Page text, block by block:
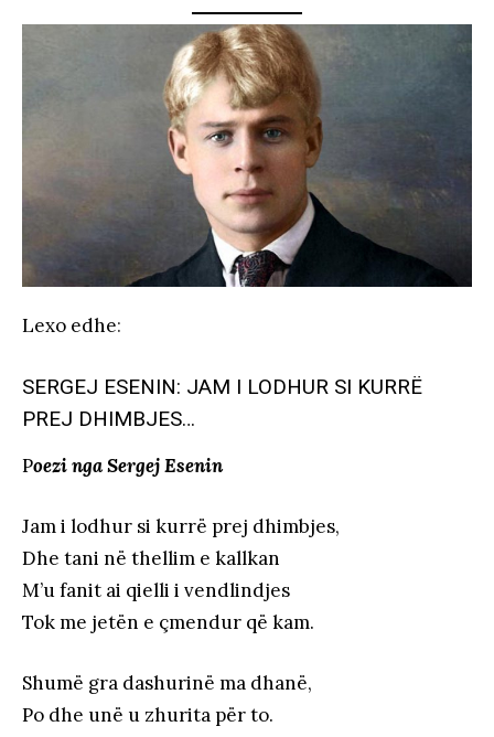
Lexo edhe:
SERGEJ ESENIN: JAM I LODHUR SI KURRË
PREJ DHIMBJES…
Poezi nga Sergej Esenin
Jam i lodhur si kurrë prej dhimbjes,
Dhe tani në thellim e kallkan
M’u fanit ai qielli i vendlindjes
Tok me jetën e çmendur që kam.
Shumë gra dashurinë ma dhanë,
Po dhe unë u zhurita për to.